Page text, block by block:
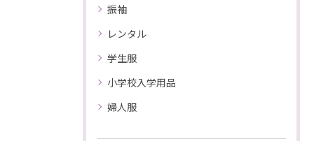
振袖
レンタル
学生服
小学校入学用品
婦人服